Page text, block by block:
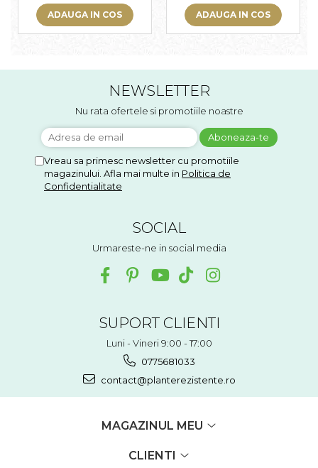
ADAUGA IN COS ADAUGA IN COS
NEWSLETTER
Nu rata ofertele si promotiile noastre
Vreau sa primesc newsletter cu promotiile
magazinului. Afla mai multe in Politica de
Confidentialitate
SOCIAL
Urmareste-ne in social media
SUPORT CLIENTI
Luni - Vineri 9:00 - 17:00
0775681033
contact@planterezistente.ro
MAGAZINUL MEU
CLIENTI